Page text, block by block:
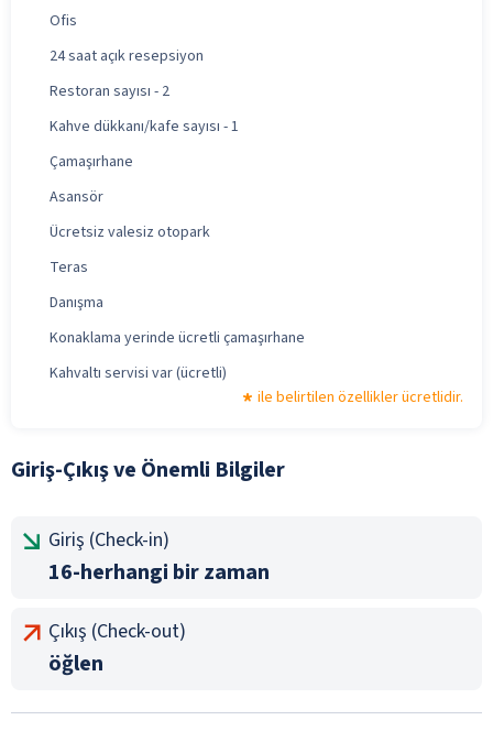
Ofis
24 saat açık resepsiyon
Restoran sayısı - 2
Kahve dükkanı/kafe sayısı - 1
Çamaşırhane
Asansör
Ücretsiz valesiz otopark
Teras
Danışma
Konaklama yerinde ücretli çamaşırhane
Kahvaltı servisi var (ücretli)
ile belirtilen özellikler ücretlidir.
Giriş-Çıkış ve Önemli Bilgiler
Giriş (Check-in)
16-herhangi bir zaman
Çıkış (Check-out)
öğlen